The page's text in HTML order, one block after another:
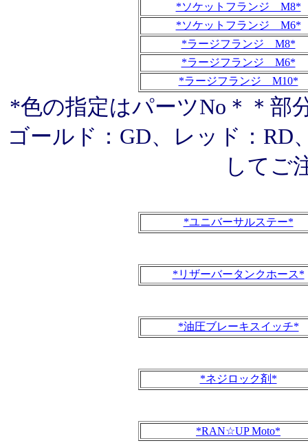
*ソケットフランジ M8*
*ソケットフランジ M6*
*ラージフランジ M8*
*ラージフランジ M6*
*ラージフランジ M10*
*色の指定はパーツNo＊＊部
ゴールド：GD、レッド：RD
してご
*ユニバーサルステー*
*リザーバータンクホース*
*油圧ブレーキスイッチ*
*ネジロック剤*
*RAN☆UP Moto*